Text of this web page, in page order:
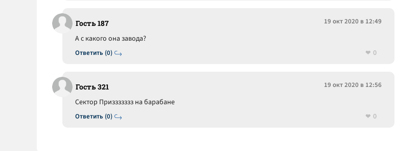
Гость 187 19 окт 2020 в 12:49
Ответить (0)
А с какого она завода?
0
Гость 321 19 окт 2020 в 12:56
Ответить (0)
Сектор Приззззззз на барабане
0